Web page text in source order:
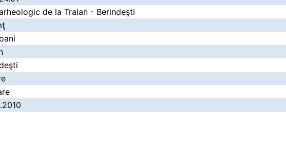
de la Traian - Berindeşti